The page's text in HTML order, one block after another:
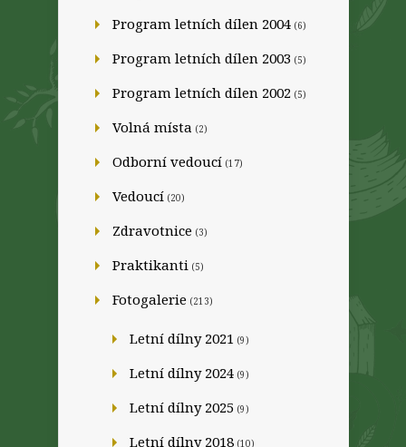
Program letních dílen 2004 (6)
Program letních dílen 2003 (5)
Program letních dílen 2002 (5)
Volná místa (2)
Odborní vedoucí (17)
Vedoucí (20)
Zdravotnice (3)
Praktikanti (5)
Fotogalerie (213)
Letní dílny 2021 (9)
Letní dílny 2024 (9)
Letní dílny 2025 (9)
Letní dílny 2018 (10)